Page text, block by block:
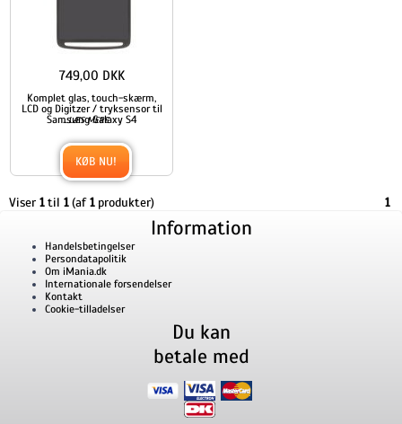
Komplet glas, touch-skærm,
LCD og Digitzer / tryksensor til
Samsung Galaxy S4
...LÆS MERE
749,00 DKK
KØB NU!
Viser 1til 1(af1produkter) 1
Information
Handelsbetingelser
Persondatapolitik
Om iMania.dk
Internationale forsendelser
Kontakt
Cookie-tilladelser
Du kan
betale med